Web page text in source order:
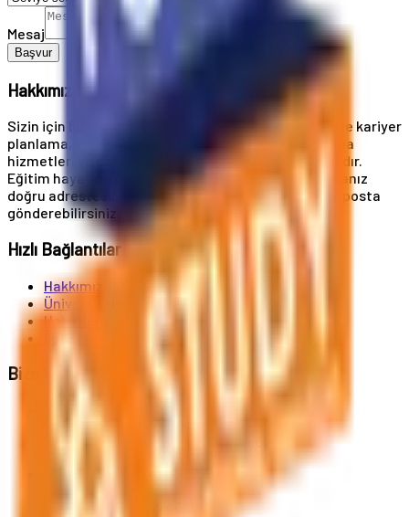
Mesaj
Başvur
Hakkımızda
Sizin için buradayız! Üniversite başvuruları, eğitim ve kariyer
planlama, vize ve oturum kartı hizmetleri, konaklama
hizmetleri ve daha birçok hizmet uzmanlık alanımızdır.
Eğitim hayatınızda A'dan Z'ye destek almak istiyorsanız
doğru adrestesiniz. Bize telefonla ulaşabilir veya e-posta
gönderebilirsiniz.
Hızlı Bağlantılar
Hakkımızda
Üniversiteler
Haberler
İletişim
Bize Ulaşın
Al. Jerozolimskie 91, 02-001 Varşova
info@polandstudy.com